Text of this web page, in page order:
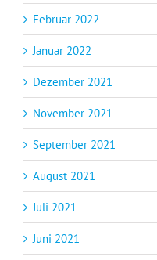
Februar 2022
Januar 2022
Dezember 2021
November 2021
September 2021
August 2021
Juli 2021
Juni 2021